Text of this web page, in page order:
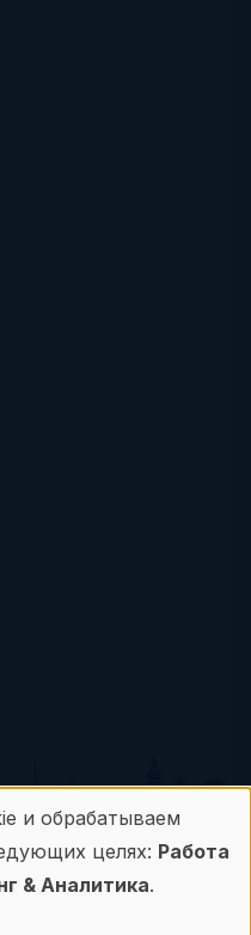
и обрабатываем
целях: Работа
& Аналитика.